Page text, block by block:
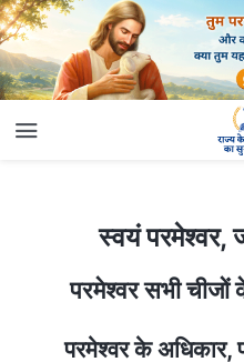
स्वयं परमेश्वर,
परमेश्वर सभी चीजों
परमेश्वर के अधिकार,